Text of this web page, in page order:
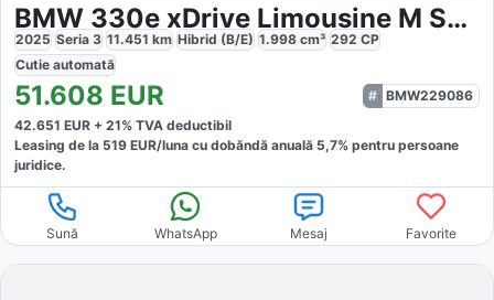
BMW 330e xDrive Limousine M Sport
2025 Seria 3 11.451 km Hibrid (B/E) 1.998 cm³ 292 CP
Cutie automată
51.608 EUR
BMW229086
42.651 EUR + 21% TVA deductibil
Leasing de la 519 EUR/luna cu dobăndă anuală 5,7% pentru persoane
juridice.
Sună WhatsApp Mesaj Favorite